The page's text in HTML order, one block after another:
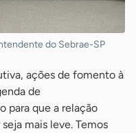
do Sebrae-SP
ações de fomento à
de
para que a relação
mais leve. Temos